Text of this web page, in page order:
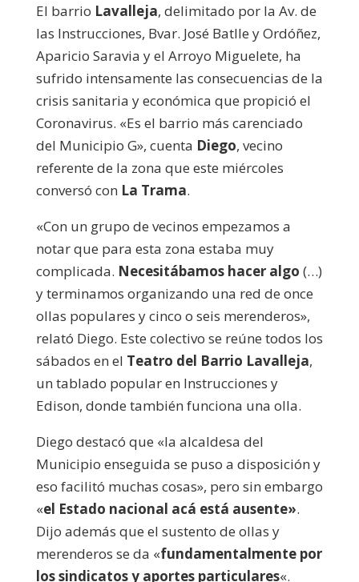
El barrio Lavalleja, delimitado por la Av. de
las Instrucciones, Bvar. José Batlle y Ordóñez,
Aparicio Saravia y el Arroyo Miguelete, ha
sufrido intensamente las consecuencias de la
crisis sanitaria y económica que propició el
Coronavirus. «Es el barrio más carenciado
del Municipio G», cuenta Diego, vecino
referente de la zona que este miércoles
conversó con La Trama.
«Con un grupo de vecinos empezamos a
notar que para esta zona estaba muy
complicada. Necesitábamos hacer algo (…)
y terminamos organizando una red de once
ollas populares y cinco o seis merenderos»,
relató Diego. Este colectivo se reúne todos los
sábados en el Teatro del Barrio Lavalleja,
un tablado popular en Instrucciones y
Edison, donde también funciona una olla.
Diego destacó que «la alcaldesa del
Municipio enseguida se puso a disposición y
eso facilitó muchas cosas», pero sin embargo
«el Estado nacional acá está ausente».
Dijo además que el sustento de ollas y
merenderos se da «fundamentalmente por
los sindicatos y aportes particulares«.